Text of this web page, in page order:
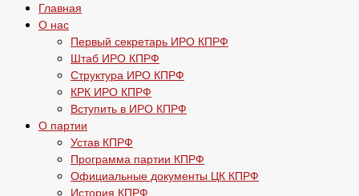
Главная
О нас
Первый секретарь ИРО КПРФ
Штаб ИРО КПРФ
Структура ИРО КПРФ
КРК ИРО КПРФ
Вступить в ИРО КПРФ
О партии
Устав КПРФ
Программа партии КПРФ
Официальные документы ЦК КПРФ